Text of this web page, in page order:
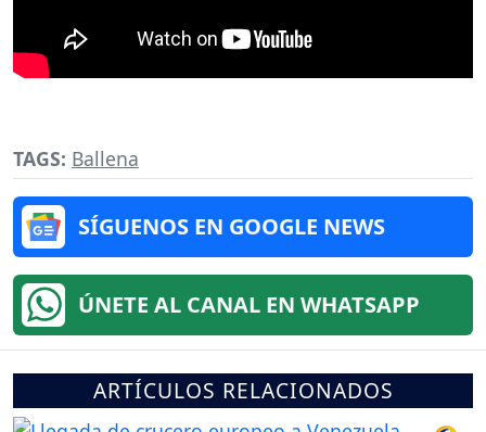
TAGS: Ballena
SÍGUENOS EN GOOGLE NEWS
ÚNETE AL CANAL EN WHATSAPP
ARTÍCULOS RELACIONADOS